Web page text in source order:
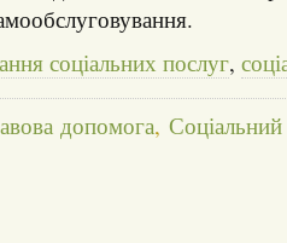
соціальних послуг,
допомога, Соціальний